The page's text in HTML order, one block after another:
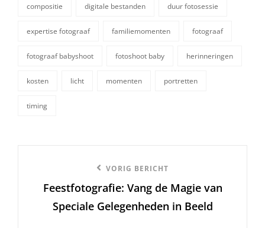
compositie digitale bestanden duur fotosessie
expertise fotograaf familiemomenten fotograaf
fotograaf babyshoot fotoshoot baby herinneringen
kosten licht momenten portretten
timing
bericht
VORIG BERICHT
Feestfotografie: Vang de Magie van
Speciale Gelegenheden in Beeld